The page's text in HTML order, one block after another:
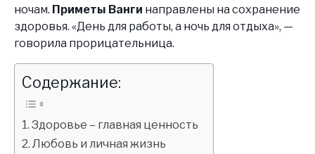
ночам. Приметы Ванги направлены на сохранение
здоровья. «День для работы, а ночь для отдыха», —
говорила прорицательница.
Содержание:
Здоровье – главная ценность
Любовь и личная жизнь